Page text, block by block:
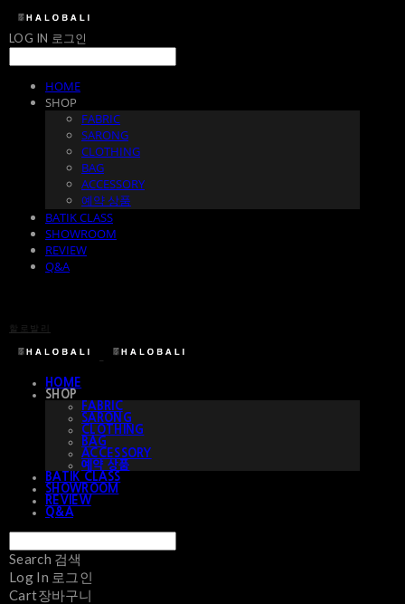
LOG IN 로그인
HOME
SHOP
FABRIC
SARONG
CLOTHING
BAG
ACCESSORY
예약 상품
BATIK CLASS
SHOWROOM
REVIEW
Q&A
할로발리
HOME
SHOP
FABRIC
SARONG
CLOTHING
BAG
ACCESSORY
예약 상품
BATIK CLASS
SHOWROOM
REVIEW
Q&A
Search 검색
Log In 로그인
Cart장바구니